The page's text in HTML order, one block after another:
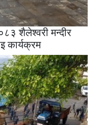
शैलेश्वरी मन्दीर
कार्यक्रम